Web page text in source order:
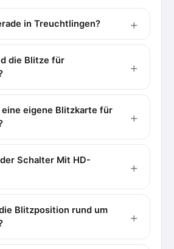
in Treuchtlingen?
die Blitze für
eine eigene Blitzkarte für
Schalter Mit HD-
Blitzposition rund um